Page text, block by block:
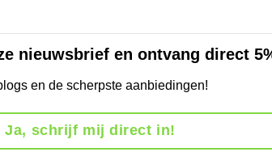
nieuwsbrief en ontvang direct
en de scherpste aanbiedingen!
Ja, schrijf mij direct in!